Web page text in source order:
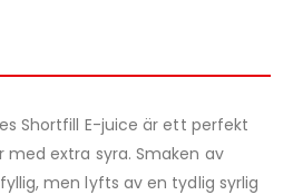
Shortfill E-juice är ett perfekt
med extra syra. Smaken av
men lyfts av en tydlig syrlig